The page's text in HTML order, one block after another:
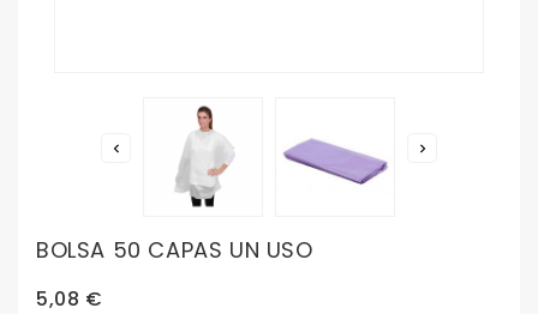
 
BOLSA 50 CAPAS UN USO
5,08 €